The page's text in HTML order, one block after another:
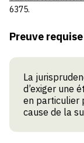
6375.
Preuve requise
La
d’exiger une
en particulier
cause de la